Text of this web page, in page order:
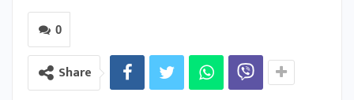
0
Share